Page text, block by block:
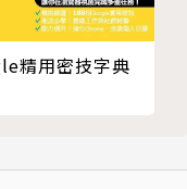
煉鋼完成遊戲需
，包含使用生活
3 使用該「設計
單的調整方式來進
精用密技字典